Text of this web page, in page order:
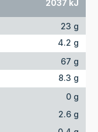
2037 kJ
23 g
4.2 g
67 g
8.3 g
0 g
2.6 g